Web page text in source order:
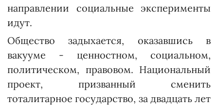
направлении социальные эксперименты
идут.
Общество задыхается, оказавшись в
вакууме - ценностном, социальном,
политическом, правовом. Национальный
проект, призванный сменить
тоталитарное государство, за двадцать лет